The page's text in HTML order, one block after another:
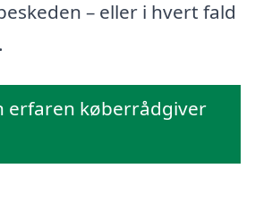
– eller i hvert fald
erfaren køberrådgiver